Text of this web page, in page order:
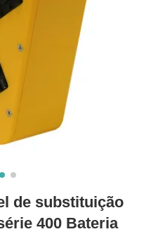
de substituição
400 Bateria